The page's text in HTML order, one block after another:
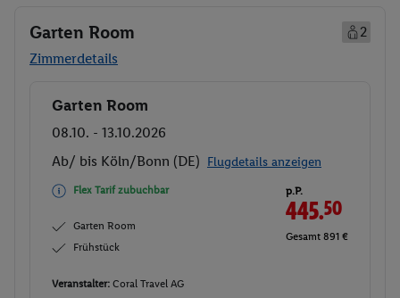
Garten Room
2
Zimmerdetails
Buchen
Garten Room
08.10. - 13.10.2026
Ab/ bis Köln/Bonn (DE) Flugdetails anzeigen
Flex Tarif zubuchbar
Garten Room
Frühstück
p.P.
445.50
Gesamt 891 €
Veranstalter: Coral Travel AG